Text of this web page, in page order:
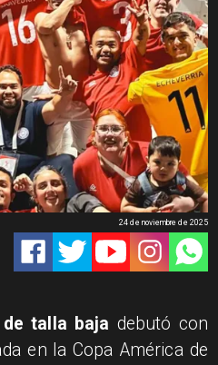
24 de noviembre de 2025
talla baja debutó con
en la Copa América de